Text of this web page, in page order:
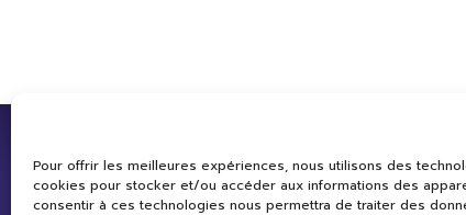
Pour offrir les meilleures expériences, nous utilisons des
cookies pour stocker et/ou accéder aux informations des
consentir à ces technologies nous permettra de traiter des